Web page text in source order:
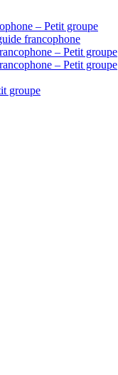
– Petit groupe
francophone
– Petit groupe
– Petit groupe
groupe